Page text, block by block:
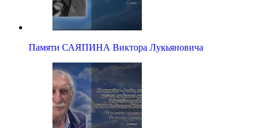
Памяти САЯПИНА Виктора Лукьяновича